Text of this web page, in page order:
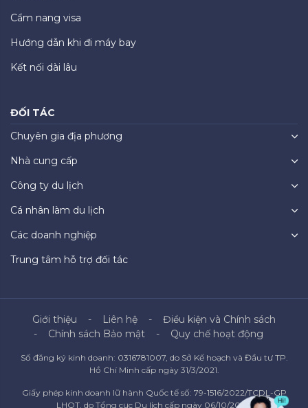
Cẩm nang visa
Hướng dẫn khi đi máy bay
Kết nối dài lâu
ĐỐI TÁC
Chuyên gia địa phương
Nhà cung cấp
Công ty du lịch
Cá nhân làm du lịch
Các doanh nghiệp
Trung tâm hỗ trợ đối tác
Giới thiệu Liên hệ
Điều kiện và Chính sách
Chính sách Bảo mật
Quy chế hoạt động
Số đăng ký kinh doanh: 0316781007, do Sở Kế hoạch và Đầu tư TP.
Hồ Chí Minh cấp ngày 31/3/2021.
Giấy phép kinh doanh lữ hành Quốc tế số: 79-1516/2022/TCDL-GP
LHQT, do Tổng cục Du lịch cấp ngày 06/10/2022.